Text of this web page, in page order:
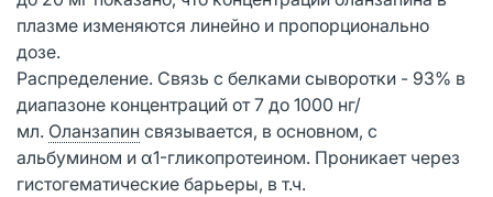
плазме изменяются линейно и пропорционально
дозе.
Распределение. Связь с белками сыворотки - 93% в
диапазоне концентраций от 7 до 1000 нг/
мл. Оланзапин связывается, в основном, с
альбумином и α1-гликопротеином. Проникает через
гистогематические барьеры, в т.ч.